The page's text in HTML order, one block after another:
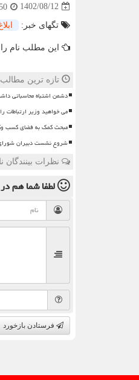
1402/08/12
تگهای خبر:
این مطلب نام
تازه ترین
دشمن اشتباه محاسباتی
می خواهید وزیر ارتباطات
مبحث کمک به فضای کسب
شروع نشست دبیران شورای
نظرات
لطفا شما هم
فرستادن بازخورد